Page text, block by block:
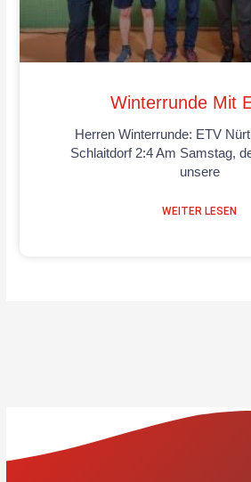
Winterrunde Mit
Herren Winterrunde: ETV
Schlaitdorf 2:4 Am Samstag,
unsere
WEITER LESEN